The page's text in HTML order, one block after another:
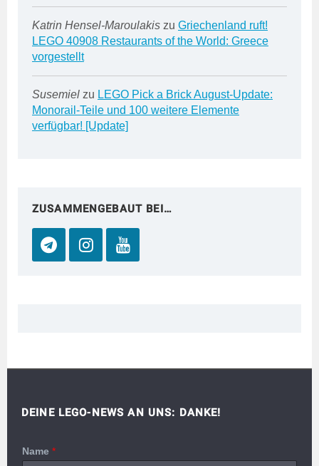
Katrin Hensel-Maroulakis zu Griechenland ruft!
LEGO 40908 Restaurants of the World: Greece
vorgestellt
Susemiel zu LEGO Pick a Brick August-Update:
Monorail-Teile und 100 weitere Elemente
verfügbar! [Update]
ZUSAMMENGEBAUT BEI…
DEINE LEGO-NEWS AN UNS: DANKE!
Name *